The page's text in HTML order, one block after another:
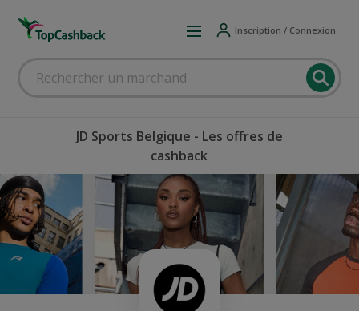
Inscription / Connexion
JD Sports Belgique - Les offres de
cashback